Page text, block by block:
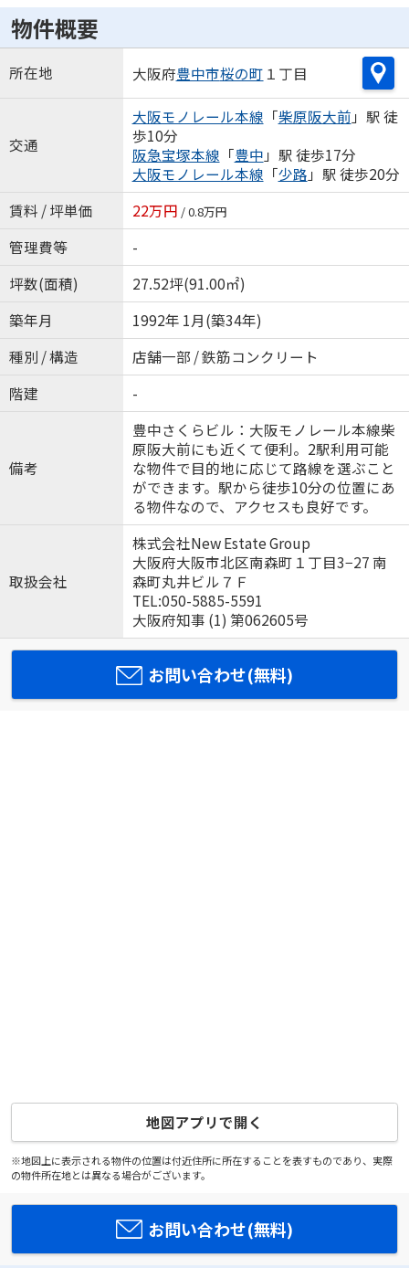
物件概要
所在地 大阪府豊中市桜の町 １丁目
交通
大阪モノレール本線 「柴原阪大前 」駅 徒
歩10分
阪急宝塚本線 「豊中 」駅 徒歩17分
大阪モノレール本線 「少路 」駅 徒歩20分
賃料 / 坪単価
22万円 / 0.8万円
管理費等
-
坪数(面積)
27.52坪(91.00㎡)
築年月
1992年 1月(築34年)
種別 / 構造
店舗一部 / 鉄筋コンクリート
階建
-
備考
豊中さくらビル：大阪モノレール本線柴
原阪大前にも近くて便利。2駅利用可能
な物件で目的地に応じて路線を選ぶこと
ができます。駅から徒歩10分の位置にあ
る物件なので、アクセスも良好です。
取扱会社
株式会社New Estate Group
大阪府大阪市北区南森町１丁目3−27 南
森町丸井ビル７Ｆ
TEL:050-5885-5591
大阪府知事 (1) 第062605号
お問い合わせ(無料)
地図アプリで開く
※地図上に表示される物件の位置は付近住所に所在することを表すものであり、実際
の物件所在地とは異なる場合がございます。
お問い合わせ(無料)